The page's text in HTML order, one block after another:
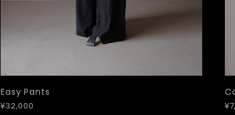
Easy Pants
¥32,000